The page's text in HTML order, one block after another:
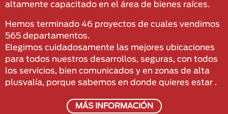
altamente capacitado en el área de bienes raíces.
Hemos terminado 46 proyectos de cuales vendimos
565 departamentos.
Elegimos cuidadosamente las mejores ubicaciones
para todos nuestros desarrollos, seguras, con todos
los servicios, bien comunicados y en zonas de alta
plusvalía, porque sabemos en donde quieres estar .
MÁS INFORMACIÓN